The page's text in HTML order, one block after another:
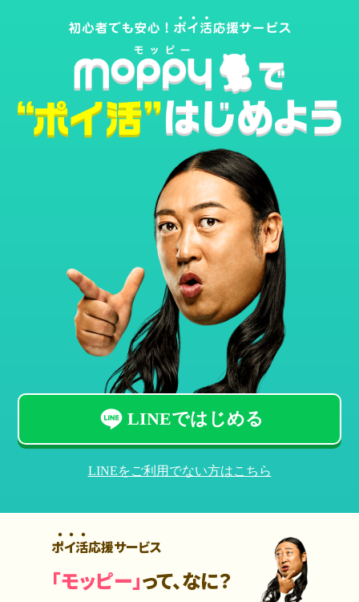
LINEではじめる
LINEをご利用でない方はこちら
ポイ活応援サービス
「モッピー」って、なに？